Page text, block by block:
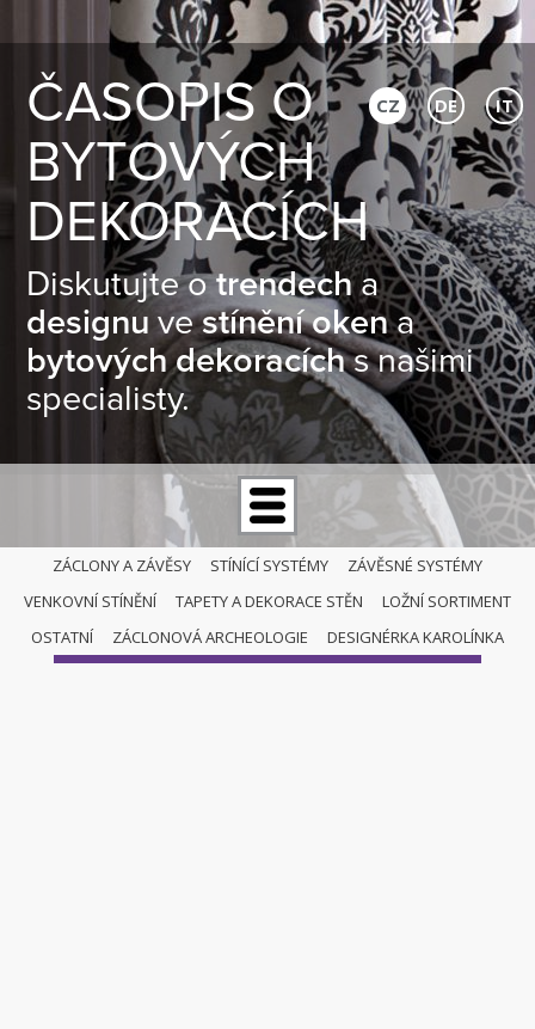
ČASOPIS O
BYTOVÝCH
DEKORACÍCH
Diskutujte otrendecha
designuvestínění okena
bytových dekoracíchs našimi
specialisty.
CZ DE IT
ZÁCLONY A ZÁVĚSY STÍNÍCÍ SYSTÉMY
ZÁVĚSNÉ SYSTÉMY
VENKOVNÍ STÍNĚNÍ
TAPETY A DEKORACE STĚN
LOŽNÍ SORTIMENT
OSTATNÍ
ZÁCLONOVÁ ARCHEOLOGIE DESIGNÉRKA KAROLÍNKA
ZÁCLONY A ZÁVĚSY